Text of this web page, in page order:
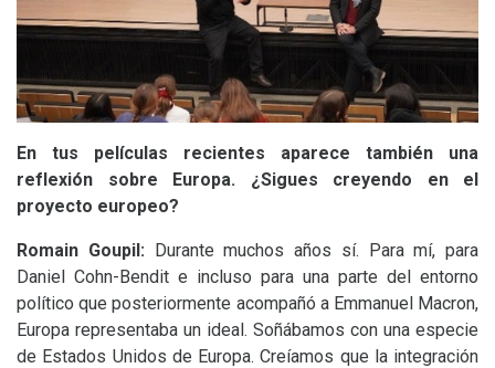
En tus películas recientes aparece también una
reflexión sobre Europa. ¿Sigues creyendo en el
proyecto europeo?
Romain Goupil: Durante muchos años sí. Para mí, para
Daniel Cohn-Bendit e incluso para una parte del entorno
político que posteriormente acompañó a Emmanuel Macron,
Europa representaba un ideal. Soñábamos con una especie
de Estados Unidos de Europa. Creíamos que la integración